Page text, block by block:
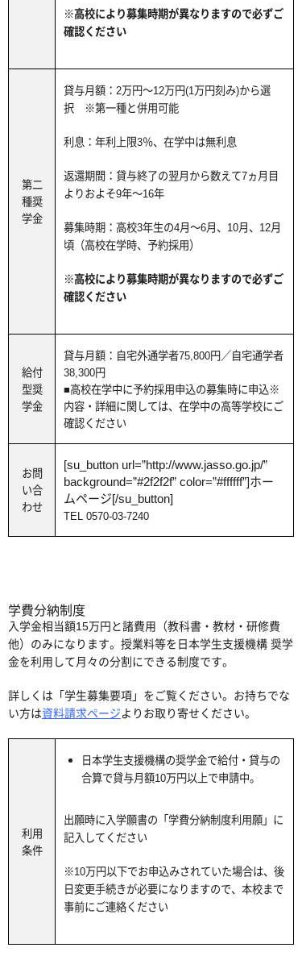
※高校により募集時期が異なりますので必ずご
確認ください
第二
種奨
学金
貸与月額：2万円～12万円(1万円刻み)から選
択 ※第一種と併用可能
利息：年利上限3％、在学中は無利息
返還期間：貸与終了の翌月から数えて7ヵ月目
よりおよそ9年～16年
募集時期：高校3年生の4月～6月、10月、12月
頃（高校在学時、予約採用）
※高校により募集時期が異なりますので必ずご
確認ください
給付
型奨
学金
貸与月額：自宅外通学者75,800円／自宅通学者
38,300円
■高校在学中に予約採用申込の募集時に申込※
内容・詳細に関しては、在学中の高等学校にご
確認ください
お問
い合
わせ
[su_button url=”http://www.jasso.go.jp/”
background=”#2f2f2f” color=”#ffffff”]ホー
ムページ[/su_button]
TEL 0570-03-7240
学費分納制度
入学金相当額15万円と諸費用（教科書・教材・研修費
他）のみになります。授業料等を日本学生支援機構 奨学
金を利用して月々の分割にできる制度です。
詳しくは「学生募集要項」をご覧ください。お持ちでな
い方は資料請求ページよりお取り寄せください。
利用
条件
日本学生支援機構の奨学金で給付・貸与の
合算で貸与月額10万円以上で申請中。
出願時に入学願書の「学費分納制度利用願」に
記入してください
※10万円以下でお申込みされていた場合は、後
日変更手続きが必要になりますので、本校まで
事前にご連絡ください